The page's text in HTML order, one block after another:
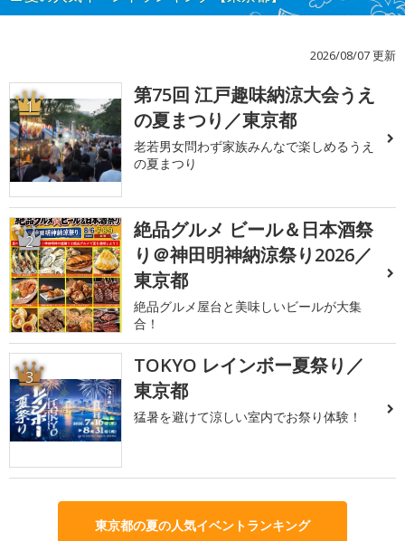
2026/08/07 更新
1
第75回 江戸趣味納涼大会うえ
の夏まつり／東京都
老若男女問わず家族みんなで楽しめるうえ
の夏まつり
2
絶品グルメ ビール＆日本酒祭
り＠神田明神納涼祭り2026／
東京都
絶品グルメ屋台と美味しいビールが大集
合！
3
TOKYO レインボー夏祭り／
東京都
猛暑を避けて涼しい室内でお祭り体験！
東京都の夏の人気イベントランキング